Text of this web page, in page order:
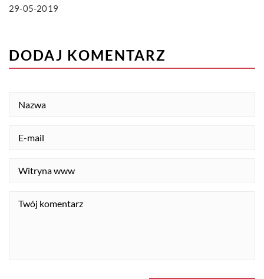
29-05-2019
DODAJ KOMENTARZ